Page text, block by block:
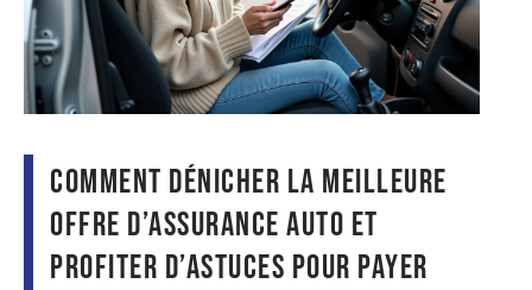
Comment dénicher la meilleure
offre d’assurance auto et
profiter d’astuces pour payer